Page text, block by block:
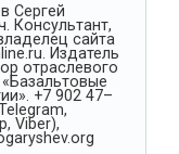
Сергей
Консультант,
сайта
Издатель
отраслевого
+7 902 47–
Viber),